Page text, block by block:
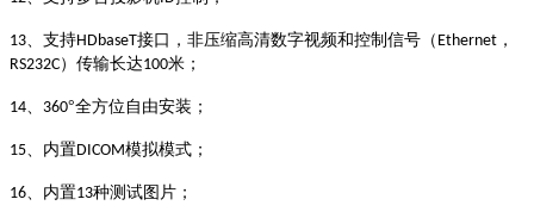
13 、支持HDbaseT接口，非压缩高清数字视频和控制信号（ Ethernet ，
RS232C）传输长达100米；
14 360°全方位自由安装；
15 、内置DICOM模拟模式；
16 、内置13种测试图片；